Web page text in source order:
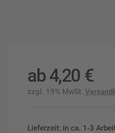
ab4,20 €
zzgl. 19% MwSt.
Lieferzeit: in ca. 1-3